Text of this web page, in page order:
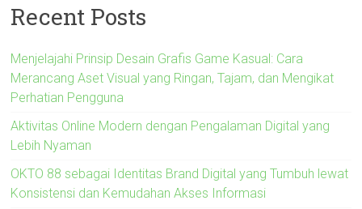
Recent Posts
Menjelajahi Prinsip Desain Grafis Game Kasual: Cara
Merancang Aset Visual yang Ringan, Tajam, dan Mengikat
Perhatian Pengguna
Aktivitas Online Modern dengan Pengalaman Digital yang
Lebih Nyaman
OKTO 88 sebagai Identitas Brand Digital yang Tumbuh lewat
Konsistensi dan Kemudahan Akses Informasi